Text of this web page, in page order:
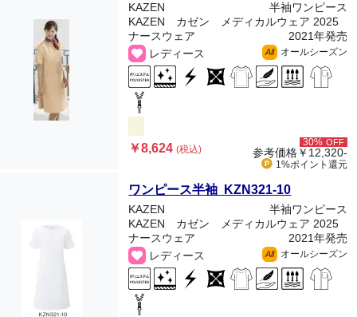
KAZEN
半袖ワンピース
KAZEN カゼン メディカルウェア 2025
ナースウェア
2021年発売
レディース
All オールシーズン
￥8,624(税込)
30% OFF
参考価格￥12,320-
1%ポイント 還元
ワンピース半袖 KZN321-10
KAZEN
半袖ワンピース
KAZEN カゼン メディカルウェア 2025
ナースウェア
2021年発売
レディース
All オールシーズン